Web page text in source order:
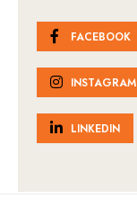
FACEBOOK
INSTAGRAM
LINKEDIN